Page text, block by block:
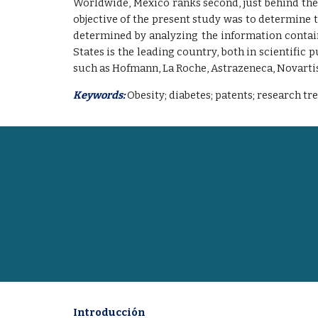
Worldwide, Mexico ranks second, just behind
objective of the present study was to
determined by analyzing the information
States is the leading country, both in scientific
such as Hofmann, La Roche, Astrazeneca,
Keywords:Obesity; diabetes; patents; research
Introducción